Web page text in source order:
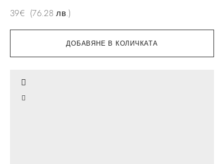
ДОБАВЯНЕ В КОЛИЧКАТА
39€ (76.28 лв.)